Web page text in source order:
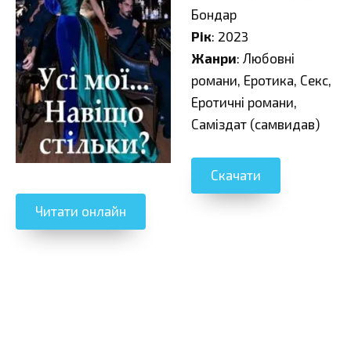
Бондар
Рік: 2023
Жанри: Любовні
романи, Еротика, Секс,
Еротичні романи,
Саміздат (самвидав)
Скачати
Читати онлайн